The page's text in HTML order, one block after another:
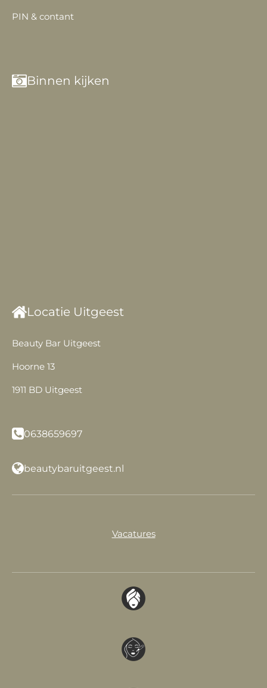
PIN & contant
Binnen kijken
Locatie Uitgeest
Beauty Bar Uitgeest
Hoorne 13
1911 BD Uitgeest
0638659697
beautybaruitgeest.nl
Vacatures